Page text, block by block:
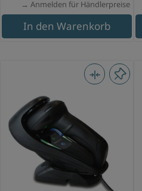
→ Anmelden für Händlerpreise
In den Warenkorb